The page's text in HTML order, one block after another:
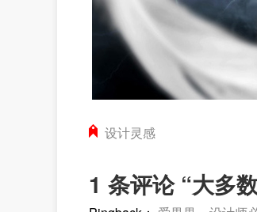
设计灵感
1 条评论 “大多